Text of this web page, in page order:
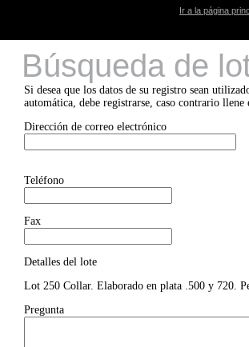
Ir a la página
Búsqueda de
Si desea que los datos de su registro sean
automática, debe registrarse, caso contrario
Dirección de correo electrónico
Teléfono
Fax
Detalles del lote
Lot 250 Collar. Elaborado en plata .500 y 720.
Pregunta